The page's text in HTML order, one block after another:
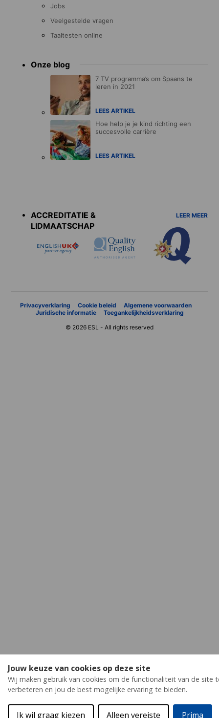
Jouw keuze van cookies op deze site
Wij maken gebruik van cookies om de functionaliteit van de site
verbeteren en jou de best mogelijke ervaring te bieden.
Prima
Alleen vereiste
Ik wil graag kiezen
Jobs
Veelgestelde vragen
Taaltesten online
Onze blog
7 TV programma’s om Spaans te
leren in 2021
LEES ARTIKEL
Hoe help je je kind richting een
succesvolle carrière
LEES ARTIKEL
ACCREDITATIE &
LIDMAATSCHAP
LEER MEER
Privacyverklaring Cookie beleid
Algemene voorwaarden
Juridische informatie
Toegankelijkheidsverklaring
© 2026 ESL - All rights reserved